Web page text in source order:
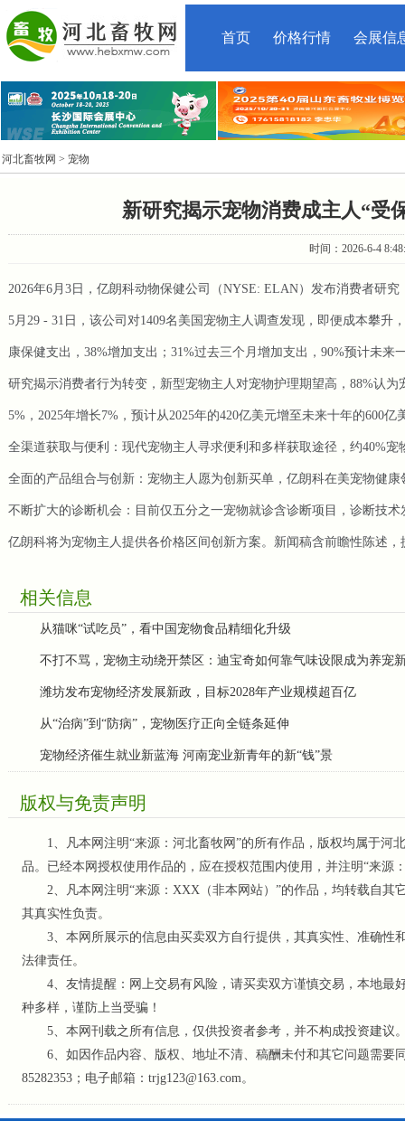
首页 价格行情 会展信
河北畜牧网 > 宠物
新研究揭示宠物消费成主人“受
时间：2026-6-4
2026年6月3日，亿朗科动物保健公司（NYSE: ELAN）发布消费者研
5月29 - 31日，该公司对1409名美国宠物主人调查发现，即便成本攀
康保健支出，38%增加支出；31%过去三个月增加支出，90%预计未
研究揭示消费者行为转变，新型宠物主人对宠物护理期望高，88%认
5%，2025年增长7%，预计从2025年的420亿美元增至未来十年的600亿
全渠道获取与便利：现代宠物主人寻求便利和多样获取途径，约40%
全面的产品组合与创新：宠物主人愿为创新买单，亿朗科在美宠物健
不断扩大的诊断机会：目前仅五分之一宠物就诊含诊断项目，诊断技
亿朗科将为宠物主人提供各价格区间创新方案。新闻稿含前瞻性陈述
相关信息
从猫咪“试吃员”，看中国宠物食品精细化升级
不打不骂，宠物主动绕开禁区：迪宝奇如何靠气味设限成为养宠
潍坊发布宠物经济发展新政，目标2028年产业规模超百亿
从“治病”到“防病”，宠物医疗正向全链条延伸
宠物经济催生就业新蓝海 河南宠业新青年的新“钱”景
版权与免责声明
1、凡本网注明“来源：河北畜牧网”的所有作品，版权均属于河
品。已经本网授权使用作品的，应在授权范围内使用，并注明“来源
2、凡本网注明“来源：XXX（非本网站）”的作品，均转载自其
其真实性负责。
3、本网所展示的信息由买卖双方自行提供，其真实性、准确性
法律责任。
4、友情提醒：网上交易有风险，请买卖双方谨慎交易，本地最
种多样，谨防上当受骗！
5、本网刊载之所有信息，仅供投资者参考 ，并不构成投资建议
6、如因作品内容、版权、地址不清、稿酬未付和其它问题需要
85282353；电子邮箱：trjg123@163.com。